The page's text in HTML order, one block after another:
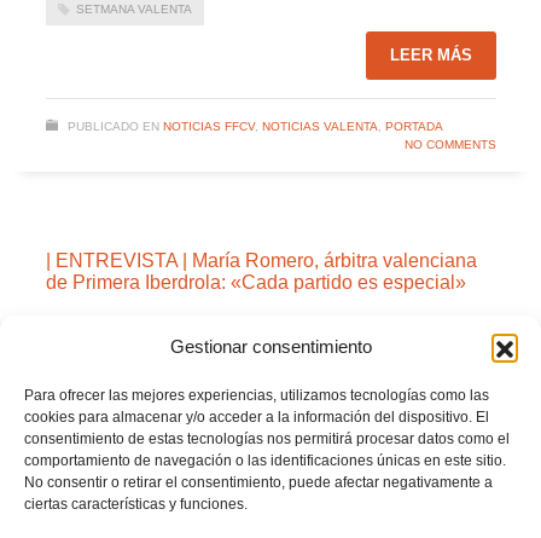
Gestionar consentimiento
Para ofrecer las mejores experiencias, utilizamos tecnologías como las
cookies para almacenar y/o acceder a la información del dispositivo. El
consentimiento de estas tecnologías nos permitirá procesar datos como el
comportamiento de navegación o las identificaciones únicas en este sitio.
No consentir o retirar el consentimiento, puede afectar negativamente a
ciertas características y funciones.
SETMANA VALENTA
LEER MÁS
PUBLICADO EN NOTICIAS FFCV, NOTICIAS VALENTA
PORTADA
NO COMMENTS
| ENTREVISTA | María Romero, árbitra valenciana
de Primera Iberdrola: «Cada partido es especial»